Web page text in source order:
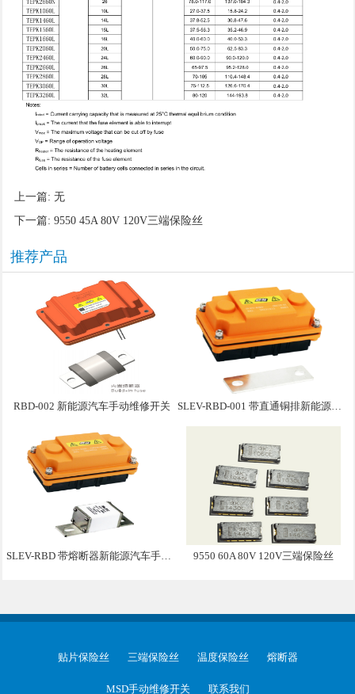
上一篇: 无
下一篇: 9550 45A 80V 120V三端保险丝
推荐产品
RBD-002 新能源汽车手动维修开关 SLEV-RBD-001 带直通铜排新能源汽车手动维修盒子
SLEV-RBD 带熔断器新能源汽车手动维修盒子 9550 60A 80V 120V三端保险丝
贴片保险丝 三端保险丝 温度保险丝 熔断器
MSD手动维修开关 联系我们